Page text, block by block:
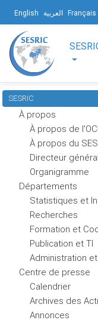
English العربية Français
SESRIC
À propos
À propos de l'OCI
À propos du
Directeur général
Organigramme
Départements
Statistiques et
Recherches
Formation et
Publication et TI
Administration
Centre de presse
Calendrier
Archives des
Annonces